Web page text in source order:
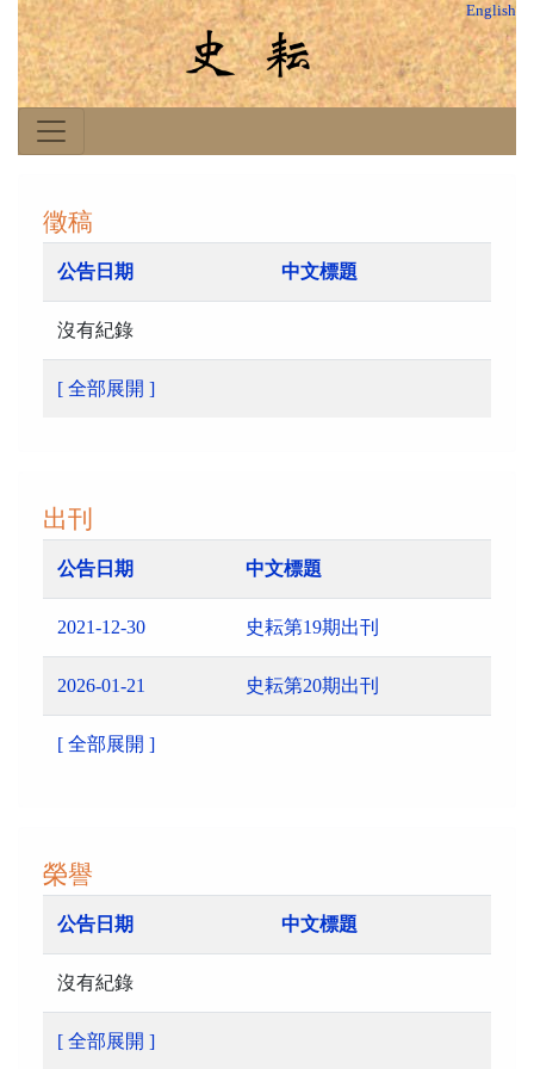
English
徵稿
公告日期 中文標題
沒有紀錄
[ 全部展開 ]
出刊
公告日期 中文標題
2021-12-30 史耘第19期出刊
2026-01-21 史耘第20期出刊
[ 全部展開 ]
榮譽
公告日期 中文標題
沒有紀錄
[ 全部展開 ]